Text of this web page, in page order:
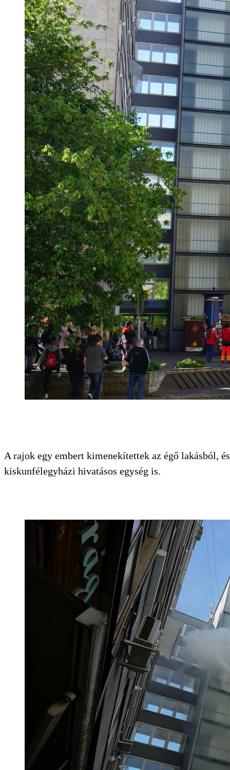
KERESÉS
A rajok egy embert kimenekítettek az égő lakásból,
kiskunfélegyházi hivatásos egység is.